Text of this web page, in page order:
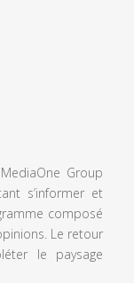
Group
s’informer et
composé
Le retour
le paysage